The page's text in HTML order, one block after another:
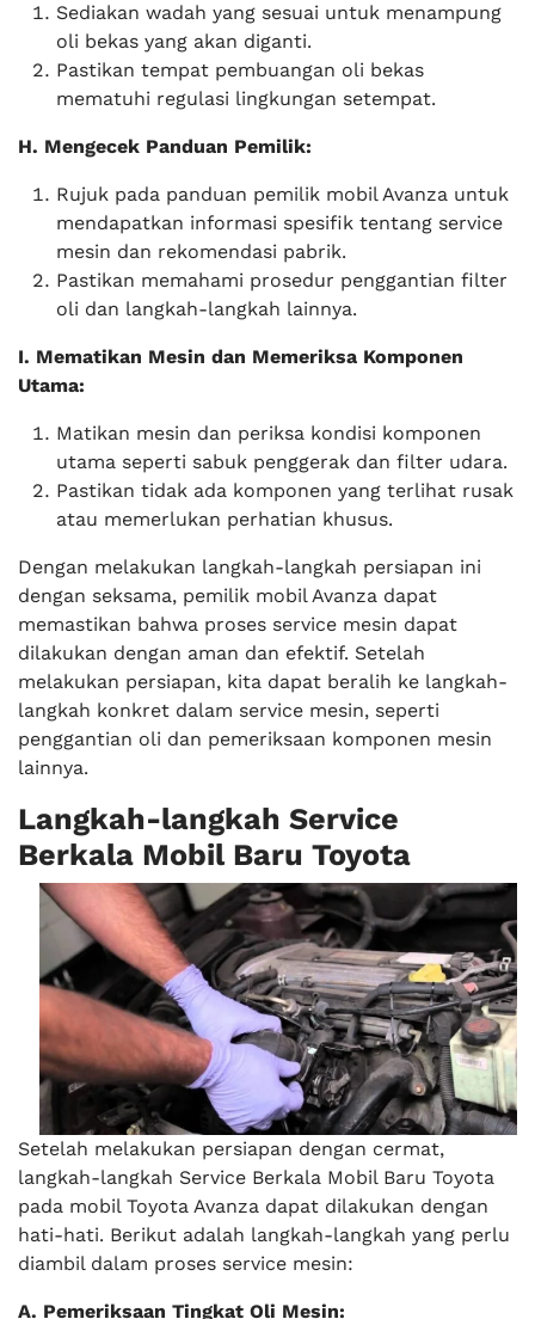
Sediakan wadah yang sesuai untuk menampung
oli bekas yang akan diganti.
Pastikan tempat pembuangan oli bekas
mematuhi regulasi lingkungan setempat.
H. Mengecek Panduan Pemilik:
Rujuk pada panduan pemilik mobil Avanza untuk
mendapatkan informasi spesifik tentang service
mesin dan rekomendasi pabrik.
Pastikan memahami prosedur penggantian filter
oli dan langkah-langkah lainnya.
I. Mematikan Mesin dan Memeriksa Komponen
Utama:
Matikan mesin dan periksa kondisi komponen
utama seperti sabuk penggerak dan filter udara.
Pastikan tidak ada komponen yang terlihat rusak
atau memerlukan perhatian khusus.
Dengan melakukan langkah-langkah persiapan ini
dengan seksama, pemilik mobil Avanza dapat
memastikan bahwa proses service mesin dapat
dilakukan dengan aman dan efektif. Setelah
melakukan persiapan, kita dapat beralih ke langkah-
langkah konkret dalam service mesin, seperti
penggantian oli dan pemeriksaan komponen mesin
lainnya.
Langkah-langkah Service
Berkala Mobil Baru Toyota
Setelah melakukan persiapan dengan cermat,
langkah-langkah Service Berkala Mobil Baru Toyota
pada mobil Toyota Avanza dapat dilakukan dengan
hati-hati. Berikut adalah langkah-langkah yang perlu
diambil dalam proses service mesin:
A. Pemeriksaan Tingkat Oli Mesin: